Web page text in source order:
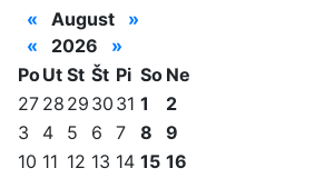
« August
»
«
2026
»
PoUt St Št Pi So Ne
27 28 29 30 31 1
2
3
4 5 6 7 8
9
10 11 12 13 14 15 16